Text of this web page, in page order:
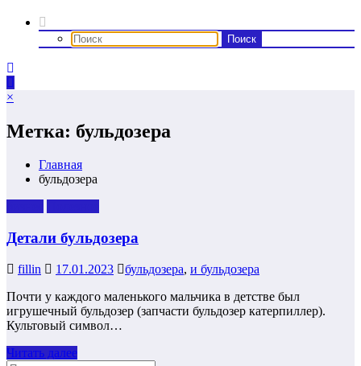
×
Метка: бульдозера
Главная
бульдозера
Детали бульдозера
fillin 17.01.2023 бульдозера, и бульдозера
Почти у каждого маленького мальчика в детстве был
игрушечный бульдозер (запчасти бульдозер катерпиллер).
Культовый символ…
Читать далее